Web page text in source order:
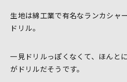
生地は綿工業で有名なランカシャ
ドリル。
一見ドリルっぽくなくて、ほんと
がドリルだそうです。